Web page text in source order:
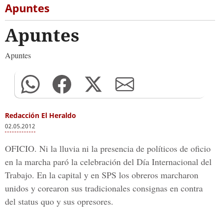
Apuntes
Apuntes
Apuntes
Redacción El Heraldo
02.05.2012
OFICIO. Ni la lluvia ni la presencia de políticos de oficio
en la marcha paró la celebración del Día Internacional del
Trabajo. En la capital y en SPS los obreros marcharon
unidos y corearon sus tradicionales consignas en contra
del status quo y sus opresores.